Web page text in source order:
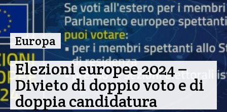
Europa
Elezioni europee 2024 –
Divieto di doppio voto e di
doppia candidatura